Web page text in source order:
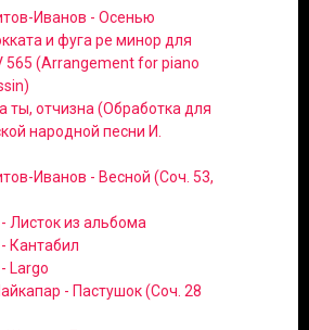
Иванов - Осенью
и фуга ре минор для
565 (Arrangement for piano
ты, отчизна (Обработка для
народной песни И.
Иванов - Весной (Соч. 53,
Листок из альбома
Кантабил
Largo
- Пастушок (Соч. 28